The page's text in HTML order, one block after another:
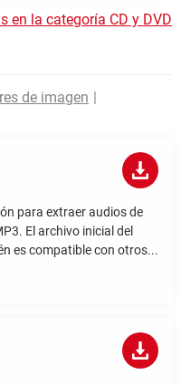
en la categoría CD y DVD
de imagen
para extraer audios de
El archivo inicial del
es compatible con otros...